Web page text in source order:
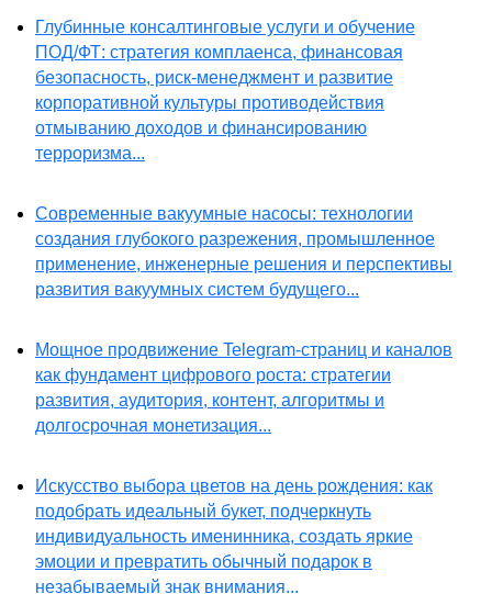
Глубинные консалтинговые услуги и обучение
ПОД/ФТ: стратегия комплаенса, финансовая
безопасность, риск-менеджмент и развитие
корпоративной культуры противодействия
отмыванию доходов и финансированию
терроризма...
Современные вакуумные насосы: технологии
создания глубокого разрежения, промышленное
применение, инженерные решения и перспективы
развития вакуумных систем будущего...
Мощное продвижение Telegram-страниц и каналов
как фундамент цифрового роста: стратегии
развития, аудитория, контент, алгоритмы и
долгосрочная монетизация...
Искусство выбора цветов на день рождения: как
подобрать идеальный букет, подчеркнуть
индивидуальность именинника, создать яркие
эмоции и превратить обычный подарок в
незабываемый знак внимания...